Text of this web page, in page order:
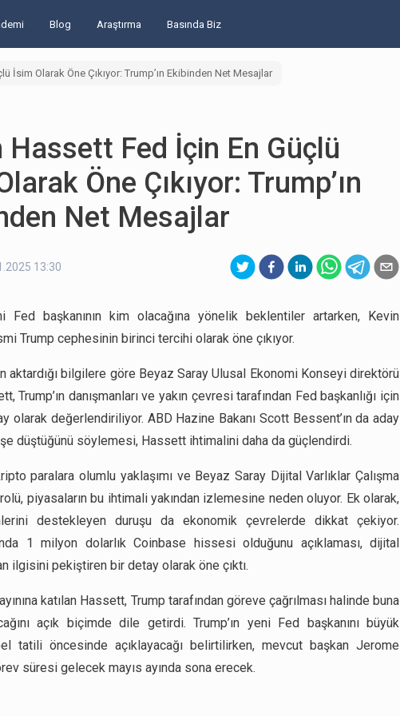
Blog Araştırma Basında Biz
İsim Olarak Öne Çıkıyor: Trump’ın Ekibinden Net Mesajlar
Hassett Fed İçin En Güçlü
Öne Çıkıyor: Trump’ın
Net Mesajlar
13:30
Fed başkanının kim olacağına yönelik beklentiler artarken, Kevin
Trump cephesinin birinci tercihi olarak öne çıkıyor.
aktardığı bilgilere göre Beyaz Saray Ulusal Ekonomi Konseyi direktörü
Trump’ın danışmanları ve yakın çevresi tarafından Fed başkanlığı için
olarak değerlendiriliyor. ABD Hazine Bakanı Scott Bessent’ın da aday
düştüğünü söylemesi, Hassett ihtimalini daha da güçlendirdi.
paralara olumlu yaklaşımı ve Beyaz Saray Dijital Varlıklar Çalışma
rolü, piyasaların bu ihtimali yakından izlemesine neden oluyor. Ek olarak,
destekleyen duruşu da ekonomik çevrelerde dikkat çekiyor.
1 milyon dolarlık Coinbase hissesi olduğunu açıklaması, dijital
ilgisini pekiştiren bir detay olarak öne çıktı.
katılan Hassett, Trump tarafından göreve çağrılması halinde buna
açık biçimde dile getirdi. Trump’ın yeni Fed başkanını büyük
tatili öncesinde açıklayacağı belirtilirken, mevcut başkan Jerome
süresi gelecek mayıs ayında sona erecek.